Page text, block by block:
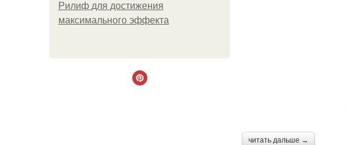
Рилиф для достижения
максимального эффекта
читать дальше →